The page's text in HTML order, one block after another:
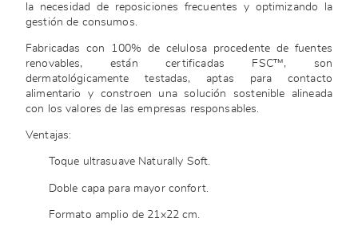
la necesidad de reposiciones frecuentes y optimizando la
gestión de consumos.
Fabricadas con 100% de celulosa procedente de fuentes
renovables, están certificadas FSC™, son
dermatológicamente testadas, aptas para contacto
alimentario y constroen una solución sostenible alineada
con los valores de las empresas responsables.
Ventajas:
Toque ultrasuave Naturally Soft.
Doble capa para mayor confort.
Formato amplio de 21x22 cm.